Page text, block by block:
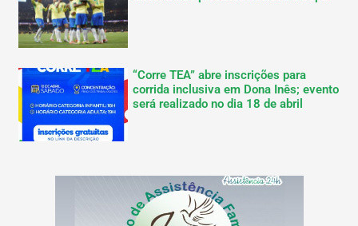
“Corre TEA” abre inscrições para
corrida inclusiva em Dona Inês; evento
será realizado no dia 18 de abril